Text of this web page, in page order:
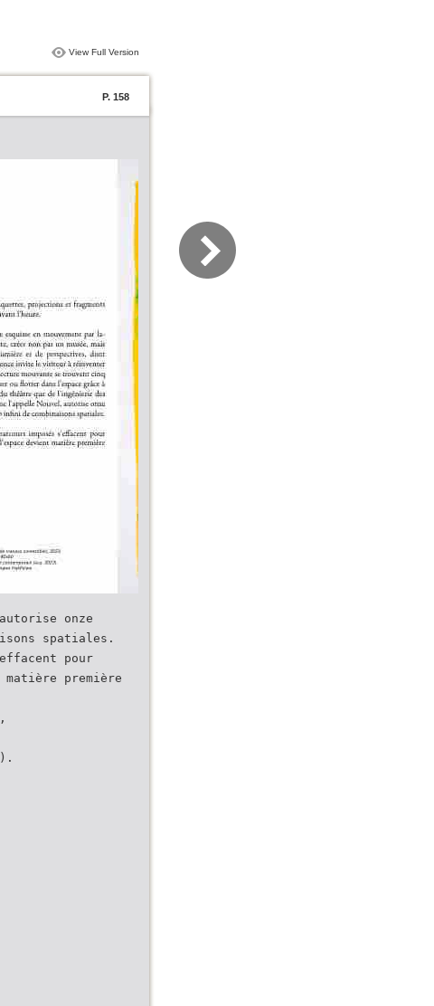
View Full Version
P. 158
onze
spatiales.
pour
première